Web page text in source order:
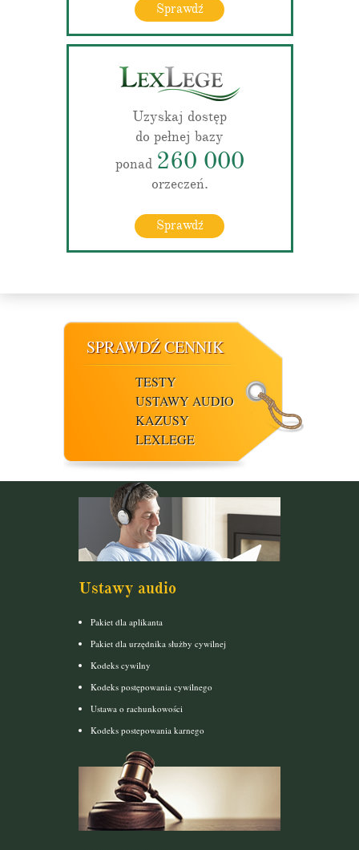
Sprawdź
Uzyskaj dostęp
do pełnej bazy
ponad 260 000
orzeczeń.
Sprawdź
SPRAWDŹ CENNIK
TESTY
USTAWY AUDIO
KAZUSY
LEXLEGE
Ustawy audio
Pakiet dla aplikanta
Pakiet dla urzędnika służby cywilnej
Kodeks cywilny
Kodeks postępowania cywilnego
Ustawa o rachunkowości
Kodeks postepowania karnego